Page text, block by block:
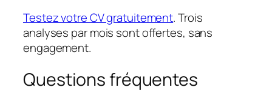
Testez votre CV gratuitement. Trois
analyses par mois sont offertes, sans
engagement.
Questions fréquentes